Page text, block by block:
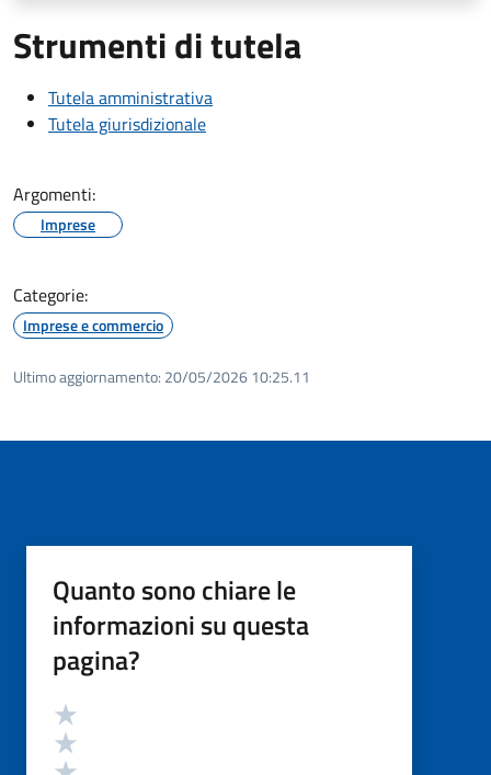
Strumenti di tutela
Tutela amministrativa
Tutela giurisdizionale
Argomenti:
Imprese
Categorie:
Imprese e commercio
Ultimo aggiornamento: 20/05/2026 10:25.11
Quanto sono chiare le
informazioni su questa
pagina?
Valutazione